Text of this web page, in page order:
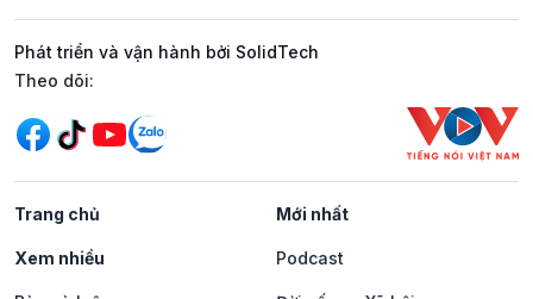
Phát triển và vận hành bởi SolidTech
Mạng xã hội
Theo dõi:
Trang chủ Mới nhất
Xem nhiều Podcast